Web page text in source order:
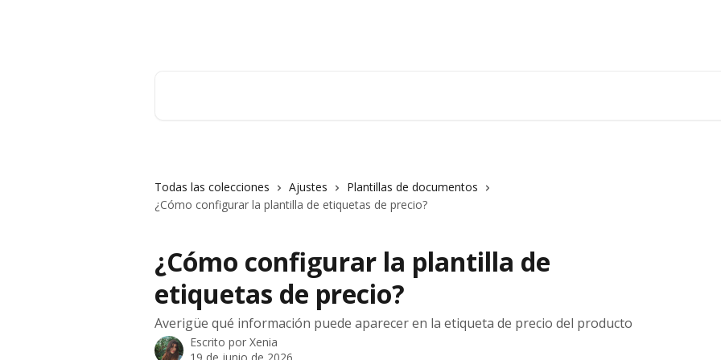
Todas las colecciones Ajustes
Plantillas de documentos
¿Cómo configurar la plantilla de etiquetas de precio?
¿Cómo configurar la plantilla de
etiquetas de precio?
Averigüe qué información puede aparecer en la etiqueta de precio del producto
Escrito por Xenia